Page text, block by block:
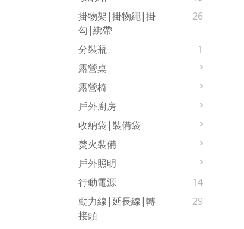
掛物架|掛物繩|掛
勾|綁帶
26
分裝瓶
1
露營桌
露營椅
戶外廚房
收納袋|裝備袋
焚火裝備
戶外照明
行動電源
14
動力線|延長線|轉
接頭
29